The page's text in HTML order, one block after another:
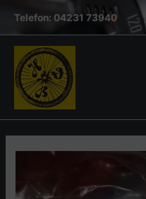
springen
Inhalt
Telefon: 04231 73940